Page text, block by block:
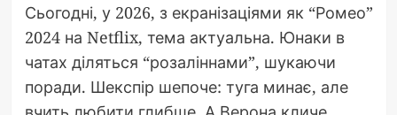
Сьогодні, у 2026, з екранізаціями як “Ромео”
2024 на Netflix, тема актуальна. Юнаки в
чатах діляться “розаліннами”, шукаючи
поради. Шекспір шепоче: туга минає, але